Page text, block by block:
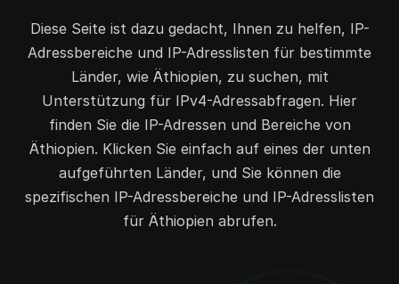
Diese Seite ist dazu gedacht, Ihnen zu helfen, IP-
Adressbereiche und IP-Adresslisten für bestimmte
Länder, wie Äthiopien, zu suchen, mit
Unterstützung für IPv4-Adressabfragen. Hier
finden Sie die IP-Adressen und Bereiche von
Äthiopien. Klicken Sie einfach auf eines der unten
aufgeführten Länder, und Sie können die
spezifischen IP-Adressbereiche und IP-Adresslisten
für Äthiopien abrufen.